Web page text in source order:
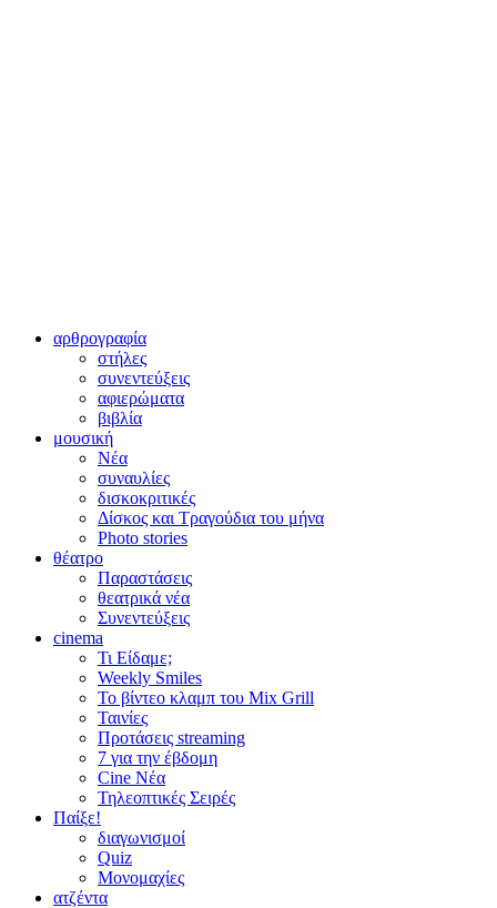
αρθρογραφία
στήλες
συνεντεύξεις
αφιερώματα
βιβλία
μουσική
Νέα
συναυλίες
δισκοκριτικές
Δίσκος και Τραγούδια του μήνα
Photo stories
θέατρο
Παραστάσεις
θεατρικά νέα
Συνεντεύξεις
cinema
Τι Είδαμε;
Weekly Smiles
Το βίντεο κλαμπ του Mix Grill
Ταινίες
Προτάσεις streaming
7 για την έβδομη
Cine Νέα
Τηλεοπτικές Σειρές
Παίξε!
διαγωνισμοί
Quiz
Μονομαχίες
ατζέντα